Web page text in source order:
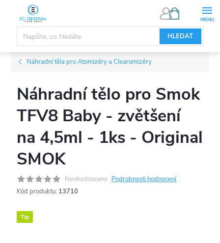
obsah
HLEDAT
NÁKUPNÍ
Náhradní těla pro Atomizéry a Clearomizéry
Náhradní tělo pro Smok
TFV8 Baby - zvětšení
na 4,5ml - 1ks - Original
SMOK
Neohodnoceno Podrobnosti hodnocení
Kód produktu: 13710
Tip